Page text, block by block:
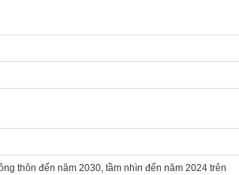
thôn đến năm 2030, tầm nhìn đến năm 2024 trên